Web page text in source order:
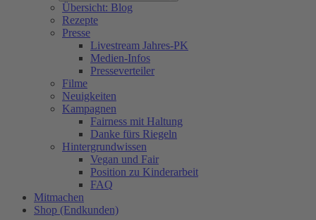
Übersicht: Blog
Rezepte
Presse
Livestream Jahres-PK
Medien-Infos
Presseverteiler
Filme
Neuigkeiten
Kampagnen
Fairness mit Haltung
Danke fürs Riegeln
Hintergrundwissen
Vegan und Fair
Position zu Kinderarbeit
FAQ
Mitmachen
Shop (Endkunden)